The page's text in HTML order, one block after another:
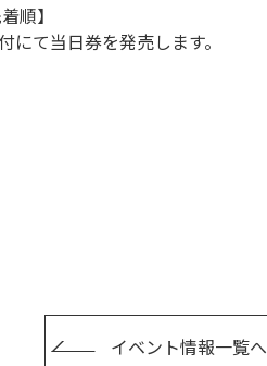
卒業生の方 保護者の方
】
て当日券を発売します。
イベント情報一覧へ